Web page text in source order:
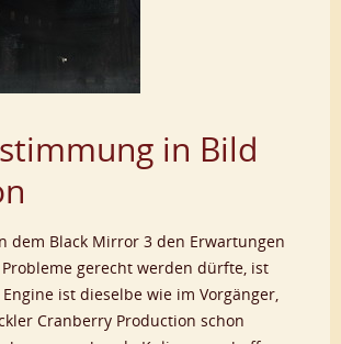
in Bild
dem Black Mirror 3 den Erwartungen
gerecht werden dürfte, ist
ist dieselbe wie im Vorgänger,
Cranberry Production schon